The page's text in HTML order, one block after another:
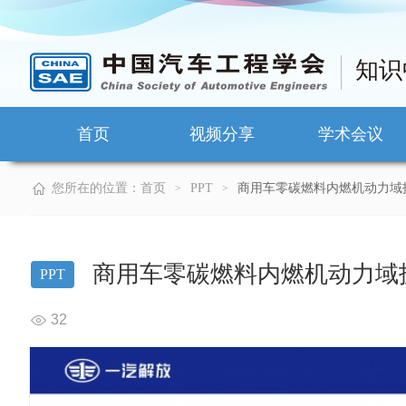
知
首页 视频分享 学术会议
您所在的位置： 首页 > PPT > 商用车零碳燃料内燃机动力
PPT 商用车零碳燃料内燃机动力
32